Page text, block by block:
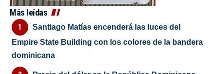
Más leídas
Santiago Matías encenderá las luces del
Empire State Building con los colores de la bandera
dominicana